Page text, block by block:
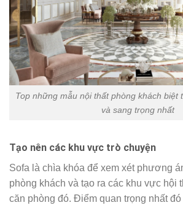
Top những mẫu nội thất phòng khách biệt
và sang trọng nhất
Tạo nên các khu vực trò chuyện
Sofa là chìa khóa để xem xét phương
phòng khách và tạo ra các khu vực hội
căn phòng đó. Điểm quan trọng nhất